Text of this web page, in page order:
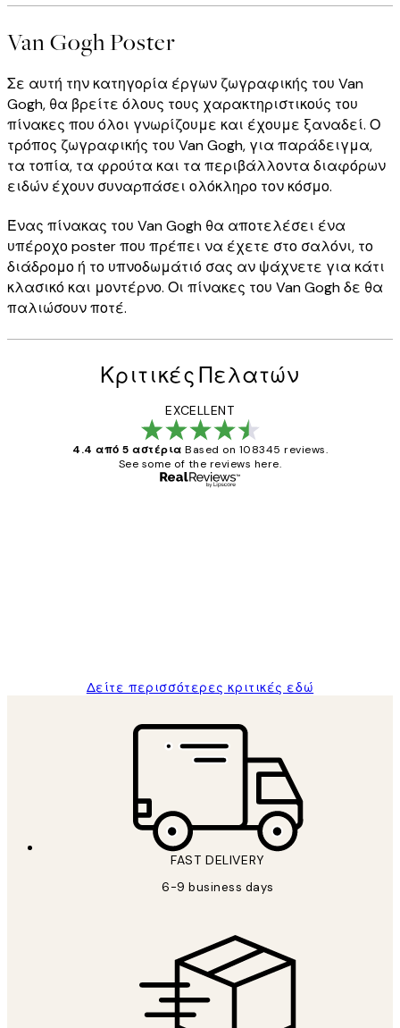
Van Gogh Poster
Σε αυτή την κατηγορία έργων ζωγραφικής του Van
Gogh, θα βρείτε όλους τους χαρακτηριστικούς του
πίνακες που όλοι γνωρίζουμε και έχουμε ξαναδεί. Ο
τρόπος ζωγραφικής του Van Gogh, για παράδειγμα,
τα τοπία, τα φρούτα και τα περιβάλλοντα διαφόρων
ειδών έχουν συναρπάσει ολόκληρο τον κόσμο.
Ένας πίνακας του Van Gogh θα αποτελέσει ένα
υπέροχο poster που πρέπει να έχετε στο σαλόνι, το
διάδρομο ή το υπνοδωμάτιό σας αν ψάχνετε για κάτι
κλασικό και μοντέρνο. Οι πίνακες του Van Gogh δε θα
παλιώσουν ποτέ.
Κριτικές Πελατών
EXCELLENT
4.4 από 5 αστέρια Based on 108345 reviews.
See some of the reviews here.
Δείτε περισσότερες κριτικές εδώ
FAST DELIVERY
6-9 business days